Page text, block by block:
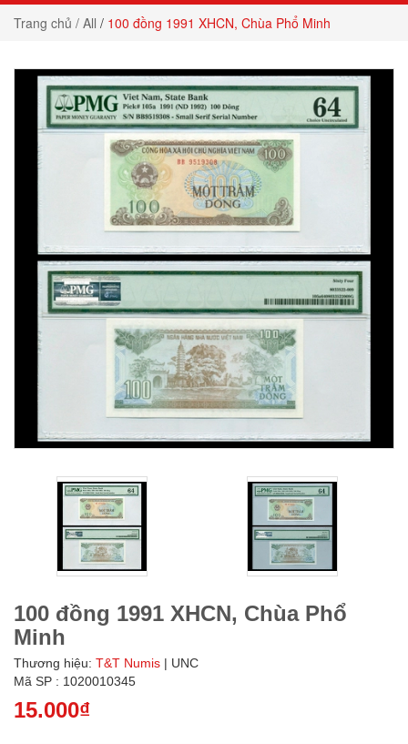
Trang chủ / All / 100 đồng 1991 XHCN, Chùa Phổ Minh
100 đồng 1991 XHCN, Chùa Phổ
Minh
Thương hiệu: T&T Numis | UNC
Mã SP : 1020010345
15.000₫